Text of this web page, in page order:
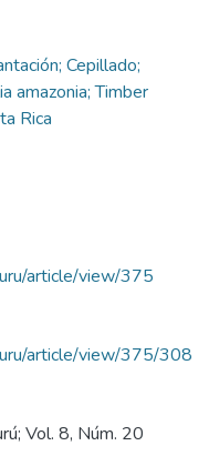
Cepillado;
amazonia; Timber
Rica
article/view/375
article/view/375/308
Vol. 8, Núm. 20